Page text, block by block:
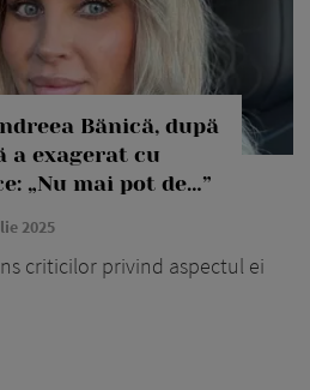
Bănică, după
a exagerat cu
„Nu mai pot de…”
2025
criticilor privind aspectul ei